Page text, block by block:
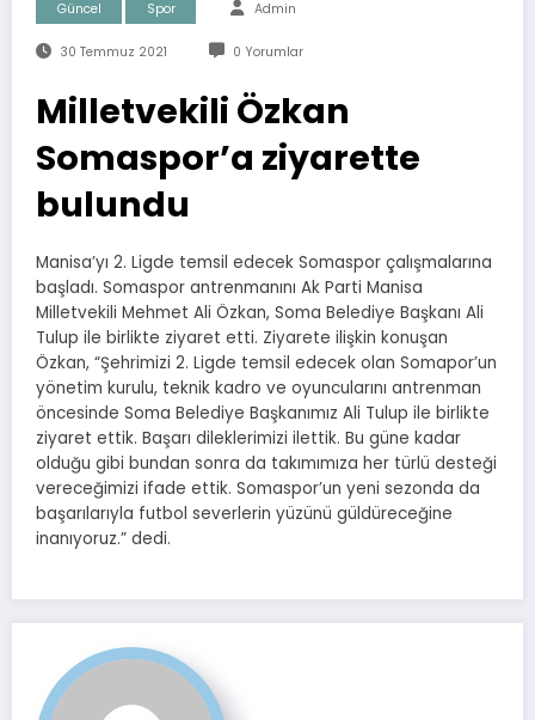
Güncel Spor Admin
30 Temmuz 2021 0 Yorumlar
Milletvekili Özkan
Somaspor’a ziyarette
bulundu
Manisa’yı 2. Ligde temsil edecek Somaspor çalışmalarına
başladı. Somaspor antrenmanını Ak Parti Manisa
Milletvekili Mehmet Ali Özkan, Soma Belediye Başkanı Ali
Tulup ile birlikte ziyaret etti. Ziyarete ilişkin konuşan
Özkan, “Şehrimizi 2. Ligde temsil edecek olan Somapor’un
yönetim kurulu, teknik kadro ve oyuncularını antrenman
öncesinde Soma Belediye Başkanımız Ali Tulup ile birlikte
ziyaret ettik. Başarı dileklerimizi ilettik. Bu güne kadar
olduğu gibi bundan sonra da takımımıza her türlü desteği
vereceğimizi ifade ettik. Somaspor’un yeni sezonda da
başarılarıyla futbol severlerin yüzünü güldüreceğine
inanıyoruz.” dedi.